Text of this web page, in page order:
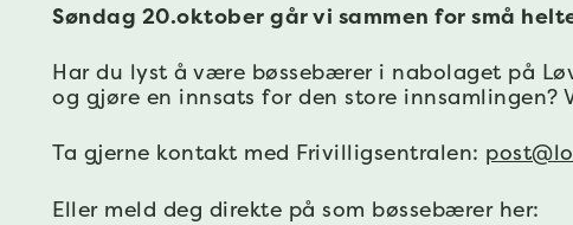
Søndag 20.oktober går vi sammen for små
Har du lyst å være bøssebærer i nabolaget på
og gjøre en innsats for den store innsamlingen?
Ta gjerne kontakt med Frivilligsentralen:
Eller meld deg direkte på som bøssebærer her: